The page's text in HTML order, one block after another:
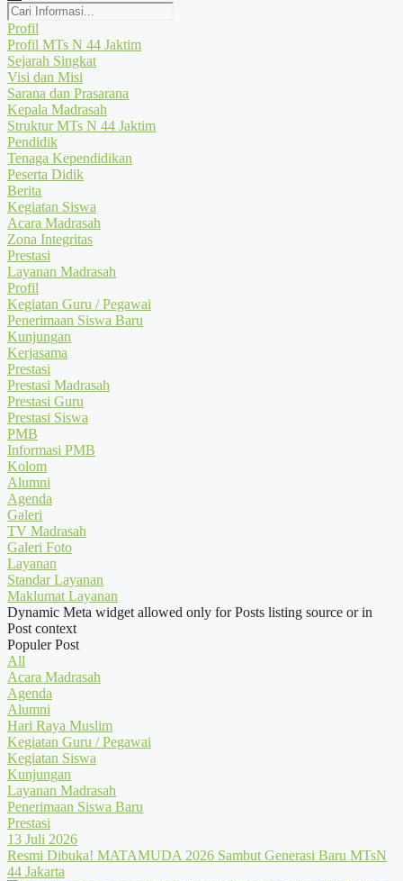
Cari
Informasi...
Profil
Profil MTs N 44 Jaktim
Sejarah Singkat
Visi dan Misi
Sarana dan Prasarana
Kepala Madrasah
Struktur MTs N 44 Jaktim
Pendidik
Tenaga Kependidikan
Peserta Didik
Berita
Kegiatan Siswa
Acara Madrasah
Zona Integritas
Prestasi
Layanan Madrasah
Profil
Kegiatan Guru / Pegawai
Penerimaan Siswa Baru
Kunjungan
Kerjasama
Prestasi
Prestasi Madrasah
Prestasi Guru
Prestasi Siswa
PMB
Informasi PMB
Kolom
Alumni
Agenda
Galeri
TV Madrasah
Galeri Foto
Layanan
Standar Layanan
Maklumat Layanan
Dynamic Meta widget allowed only for Posts listing source or in
Post context
Populer Post
All
Acara Madrasah
Agenda
Alumni
Hari Raya Muslim
Kegiatan Guru / Pegawai
Kegiatan Siswa
Kunjungan
Layanan Madrasah
Penerimaan Siswa Baru
Prestasi
13 Juli 2026
Resmi Dibuka! MATAMUDA 2026 Sambut Generasi Baru MTsN
44 Jakarta